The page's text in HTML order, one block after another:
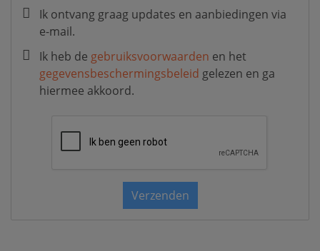
Ik ontvang graag updates en aanbiedingen via
e-mail.
Ik heb de gebruiksvoorwaarden en het
gegevensbeschermingsbeleid gelezen en ga
hiermee akkoord.
Verzenden